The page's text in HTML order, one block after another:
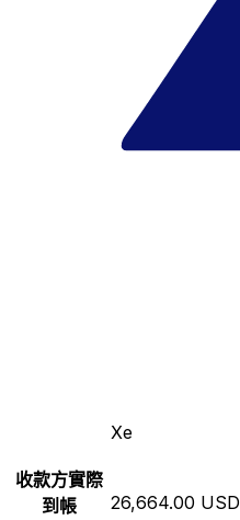
Xe
收款方實際
到帳
26,664.00 USD